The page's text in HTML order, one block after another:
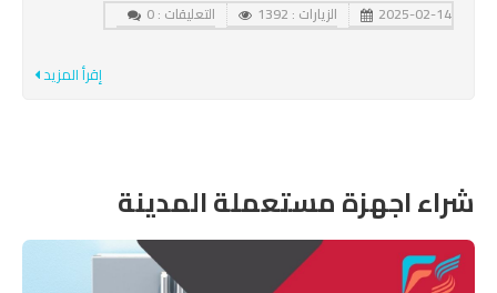
2025-02-14 الزيارات : 1392 التعليقات : 0
إقرأ المزيد
شراء اجهزة مستعملة المدينة